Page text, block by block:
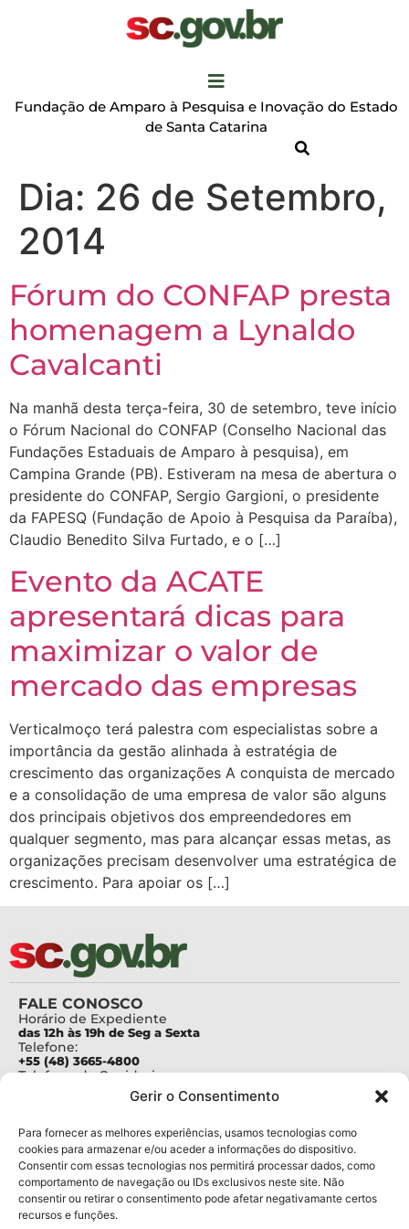
Gerir o Consentimento
Para fornecer as melhores experiências, usamos tecnologias como
cookies para armazenar e/ou aceder a informações do dispositivo.
Consentir com essas tecnologias nos permitirá processar dados, como
comportamento de navegação ou IDs exclusivos neste site. Não
consentir ou retirar o consentimento pode afetar negativamante certos
recursos e funções.
Fundação de Amparo à Pesquisa e Inovação do Estado
de Santa Catarina
Dia: 26 de Setembro,
2014
Fórum do CONFAP presta
homenagem a Lynaldo
Cavalcanti
Na manhã desta terça-feira, 30 de setembro, teve início
o Fórum Nacional do CONFAP (Conselho Nacional das
Fundações Estaduais de Amparo à pesquisa), em
Campina Grande (PB). Estiveram na mesa de abertura o
presidente do CONFAP, Sergio Gargioni, o presidente
da FAPESQ (Fundação de Apoio à Pesquisa da Paraíba),
Claudio Benedito Silva Furtado, e o […]
Evento da ACATE
apresentará dicas para
maximizar o valor de
mercado das empresas
Verticalmoço terá palestra com especialistas sobre a
importância da gestão alinhada à estratégia de
crescimento das organizações A conquista de mercado
e a consolidação de uma empresa de valor são alguns
dos principais objetivos dos empreendedores em
qualquer segmento, mas para alcançar essas metas, as
organizações precisam desenvolver uma estratégica de
crescimento. Para apoiar os […]
FALE CONOSCO
Horário de Expediente
das 12h às 19h de Seg a Sexta
Telefone:
+55 (48) 3665-4800
Telefone da Ouvidoria
Para assuntos relacionados à Pesquisa
pesquisa@fapesc.sc.gov.br
Para assuntos relacionados à Inovação
inovacao@fapesc.sc.gov.br
Para assuntos relacionados à Bolsas
bolsas@fapesc.sc.gov.br
Para assuntos relacionados à Prestação de Contas